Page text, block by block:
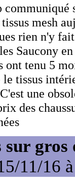
mesh
rien n'y
Saucony
ont tenu 5
le tissus
une
des
sur
11/16